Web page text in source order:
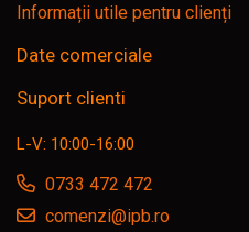
Informații utile pentru clienți
Date comerciale
Suport clienti
L-V: 10:00-16:00
0733 472 472
comenzi@ipb.ro